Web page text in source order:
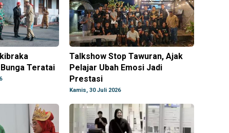
Teratai
Talkshow Stop Tawuran, Ajak
Pelajar Ubah Emosi Jadi
Prestasi
Kamis, 30 Juli 2026